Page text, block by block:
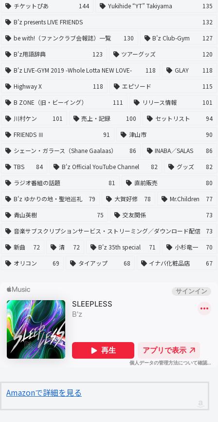
チケットぴあ
144 Yukihide “YT” Takiyama
135
B’z presents LIVE FRIENDS
132
be with!（ファンクラブ会報誌）一覧
130 B’z Club-Gym
127
B'z用語辞典
123 ツアーグッズ
120
B'z LIVE-GYM 2019 -Whole Lotta NEW LOVE-
118 GLAY
118
Highway X
118 エピソード
115
B ZONE（旧・ビーイング）
111 リリース情報
101
川村ケン
101 売上・記録 100 セットリスト
94
FRIENDS Ⅲ
91 津山市
90
シェーン・ガラース（Shane Gaalaas）
86 INABA／SALAS
86
TBS
84 B'z Official YouTube Channel 82 グッズ
82
ラジオ番組の話題
81 直前販売
80
B'z ゆかりの地・聖地巡礼
79 大賀好修 78 Mr.Children
77
青山英樹
75 交友関係
73
音楽サブスクリプションサービス・ストリーミング／ダウンロード配信
73
新曲
72 清 72 B'z 35th special 71 小杉竜一
70
オリコン
69 タイアップ 68 イナバ化粧品店 67
Amazonで詳細を見る